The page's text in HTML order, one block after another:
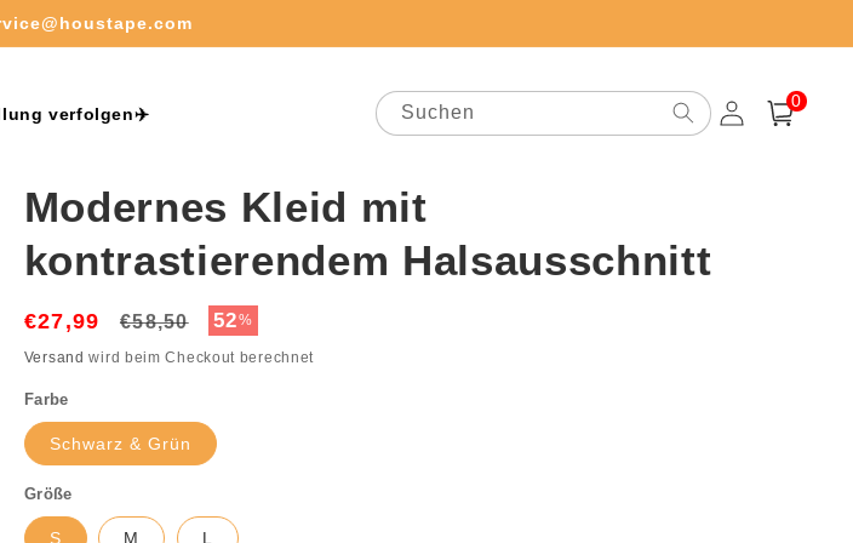
Versand ab 50€✈️
verfolgen✈️ Suchen EinloggenWarenkorb
0
Artikel
Modernes Kleid mit
kontrastierendem Halsausschnitt
€27,99
Normaler
Preis
€58,50 Verkaufspreis
52%
Versand wird beim Checkout berechnet
Farbe
Schwarz & Grün
Größe
S M L